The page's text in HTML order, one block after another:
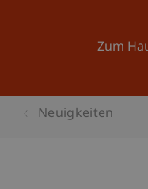
Zum
Neuigkeiten